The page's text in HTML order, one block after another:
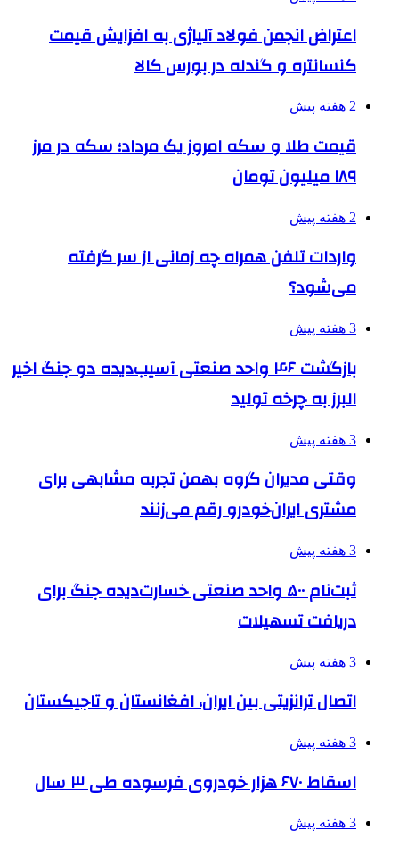
اعتراض انجمن فولاد آلیاژی به افزایش قیمت
کنسانتره و گندله در بورس کالا
2 هفته پیش
قیمت طلا و سکه امروز یک مرداد؛ سکه در مرز
۱۸۹ میلیون تومان
2 هفته پیش
واردات تلفن همراه چه زمانی از سر گرفته
می‌شود؟
3 هفته پیش
بازگشت ۴۶ واحد صنعتی آسیب‌دیده دو جنگ اخیر
البرز به چرخه تولید
3 هفته پیش
وقتی مدیران گروه بهمن تجربه مشابهی برای
مشتری ایران‌خودرو رقم می‌زنند
3 هفته پیش
ثبت‌نام ۵۰۰ واحد صنعتی خسارت‌دیده جنگ برای
دریافت تسهیلات
3 هفته پیش
اتصال ترانزیتی بین ایران، افغانستان و تاجیکستان
3 هفته پیش
اسقاط ۶۷۰ هزار خودروی فرسوده طی ۳ سال
3 هفته پیش